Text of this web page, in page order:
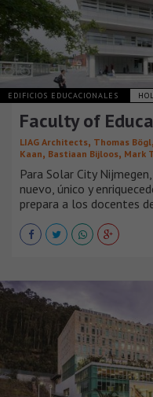
EDIFICIOS EDUCACIONALES
Faculty of
LIAG Architects, Thomas Bögl,
Kaan, Bastiaan Bijloos, Mark
Para Solar City
nuevo, único y
prepara a los docentes